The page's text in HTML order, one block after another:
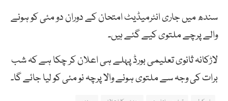
سندھ میں جاری انٹرمیڈیٹ امتحان کے دوران دو مئی کو ہونے
والے پرچے ملتوی کیے گئے ہیں۔
لاڑکانہ ثانوی تعلیمی بورڈ پہلے ہی اعلان کر چکا ہے کہ شب
برات کی وجہ سے ملتوی ہونے والا پرچہ نو مئی کو لیا جائے گا۔